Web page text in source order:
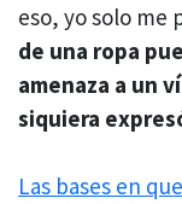
eso, yo solo me
de una ropa
amenaza a un
siquiera
Las bases en